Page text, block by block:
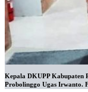
Kepala DKUPP Kabupaten
Probolinggo Ugas Irwanto.